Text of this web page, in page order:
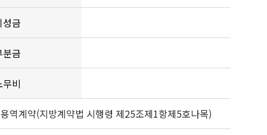
성금
분금
비
역계약(지방계약법 시행령 제25조제1항제5호나목)